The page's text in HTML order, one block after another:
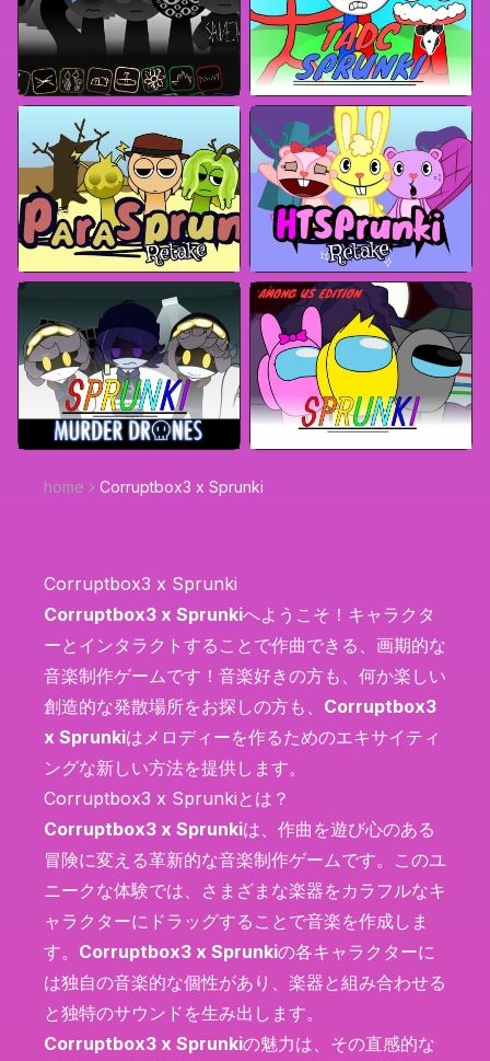
home Corruptbox3 x Sprunki
Corruptbox3 x Sprunki
Corruptbox3 x Sprunkiへようこそ！キャラクタ
ーとインタラクトすることで作曲できる、画期的な
音楽制作ゲームです！音楽好きの方も、何か楽しい
創造的な発散場所をお探しの方も、 Corruptbox3
x Sprunkiはメロディーを作るためのエキサイティ
ングな新しい方法を提供します。
Corruptbox3 x Sprunkiとは？
Corruptbox3 x Sprunkiは、作曲を遊び心のある
冒険に変える革新的な音楽制作ゲームです。このユ
ニークな体験では、さまざまな楽器をカラフルなキ
ャラクターにドラッグすることで音楽を作成しま
す。 Corruptbox3 x Sprunkiの各キャラクターに
は独自の音楽的な個性があり、楽器と組み合わせる
と独特のサウンドを生み出します。
Corruptbox3 x Sprunkiの魅力は、その直感的な